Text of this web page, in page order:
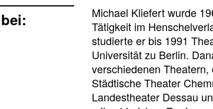
Michael Kliefert wurde
Tätigkeit im
studierte er bis 1991
Universität zu Berlin.
verschiedenen
Städtische Theater
Landestheater Dessau